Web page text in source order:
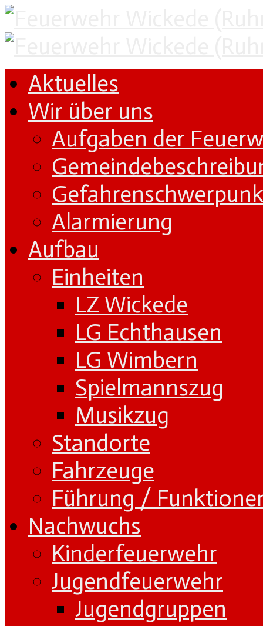
Aktuelles
Wir über uns
Aufgaben der
Alarmierung
Aufbau
Einheiten
LZ Wickede
LG Echthausen
LG Wimbern
Spielmannszug
Musikzug
Standorte
Fahrzeuge
Führung /
Nachwuchs
Kinderfeuerwehr
Jugendfeuerwehr
Jugendgruppen